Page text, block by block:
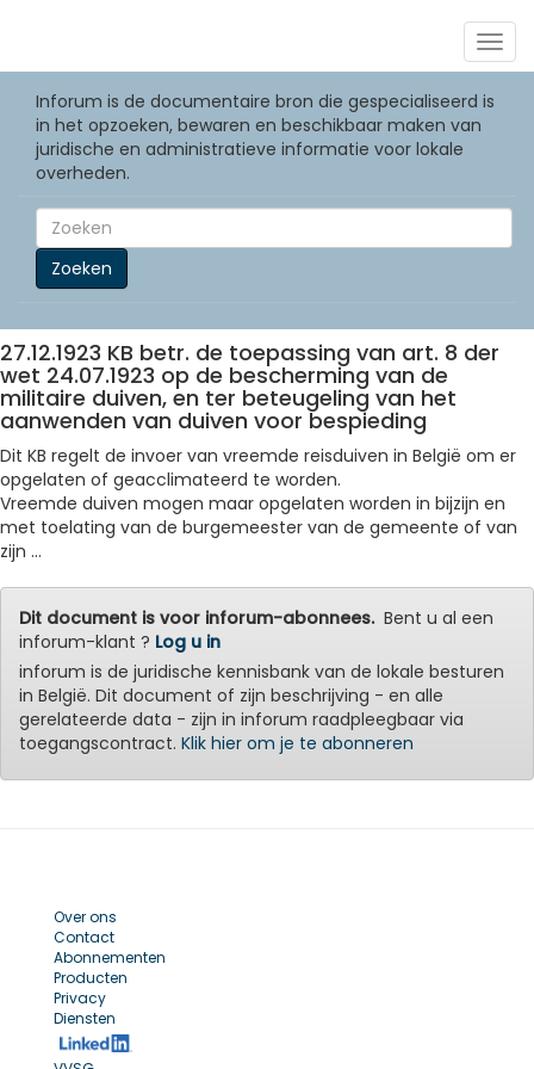
Inforum is de documentaire bron die gespecialiseerd is
in het opzoeken, bewaren en beschikbaar maken van
juridische en administratieve informatie voor lokale
overheden.
Zoeken
27.12.1923 KB betr. de toepassing van art. 8 der
wet 24.07.1923 op de bescherming van de
militaire duiven, en ter beteugeling van het
aanwenden van duiven voor bespieding
Dit KB regelt de invoer van vreemde reisduiven in België om er
opgelaten of geacclimateerd te worden.
Vreemde duiven mogen maar opgelaten worden in bijzijn en
met toelating van de burgemeester van de gemeente of van
zijn ...
Dit document is voor inforum-abonnees.Bent u al een
inforum-klant ? Log u in
inforum is de juridische kennisbank van de lokale besturen
in België. Dit document of zijn beschrijving - en alle
gerelateerde data - zijn in inforum raadpleegbaar via
toegangscontract. Klik hier om je te abonneren
Over ons
Contact
Abonnementen
Producten
Privacy
Diensten